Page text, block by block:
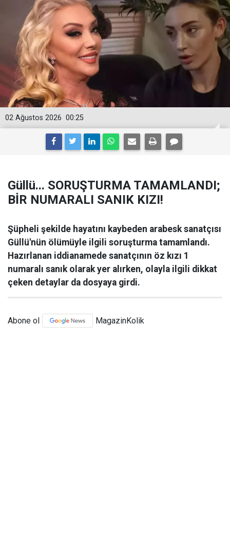
00:25
02 Ağustos 2026
Güllü... SORUŞTURMA TAMAMLANDI;
BİR NUMARALI SANIK KIZI!
Şüpheli şekilde hayatını kaybeden arabesk sanatçısı
Güllü'nün ölümüyle ilgili soruşturma tamamlandı.
Hazırlanan iddianamede sanatçının öz kızı 1
numaralı sanık olarak yer alırken, olayla ilgili dikkat
çeken detaylar da dosyaya girdi.
Abone ol MagazinKolik